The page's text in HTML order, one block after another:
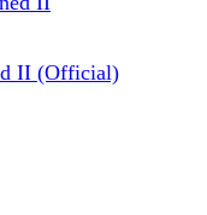
II (Official)